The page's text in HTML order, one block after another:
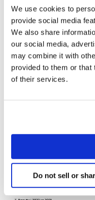
We use cookies to
provide social media
We also share
our social media,
may combine it with
provided to them or that
of their services.
Do not sell or
(+3,2%) que, aunque
sectores, ha bastado
niveles de facturación
A pesar de que la
Beauty, la subida en el
que de higiene, lo que
por el mix de
según los datos